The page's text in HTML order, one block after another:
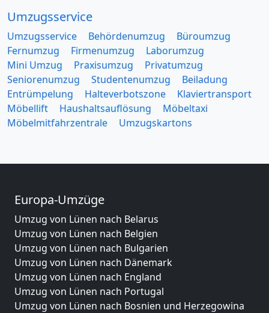
Umzugsservice
Umzugsservice Behördenumzug
Büroumzug
Fernumzug
Firmenumzug
Laborumzug
Mini Umzug
Praxisumzug
Privatumzug
Seniorenumzug
Studentenumzug
Beiladung
Entrümpelung
Halteverbotszone
Klaviertransport
Möbellift
Haushaltsauflösung
Möbeltaxi
Möbelmitfahrzentrale
Umzugskartons
Europa-Umzüge
Umzug von Lünen nach Belarus
Umzug von Lünen nach Belgien
Umzug von Lünen nach Bulgarien
Umzug von Lünen nach Dänemark
Umzug von Lünen nach England
Umzug von Lünen nach Portugal
Umzug von Lünen nach Bosnien und Herzegowina